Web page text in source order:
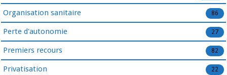
Organisation sanitaire 86
Perte d'autonomie 27
Premiers recours 82
Privatisation 22